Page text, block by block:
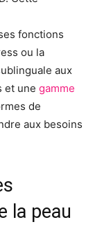
fonctions
ou la
aux
et une gamme
de
aux besoins
la peau